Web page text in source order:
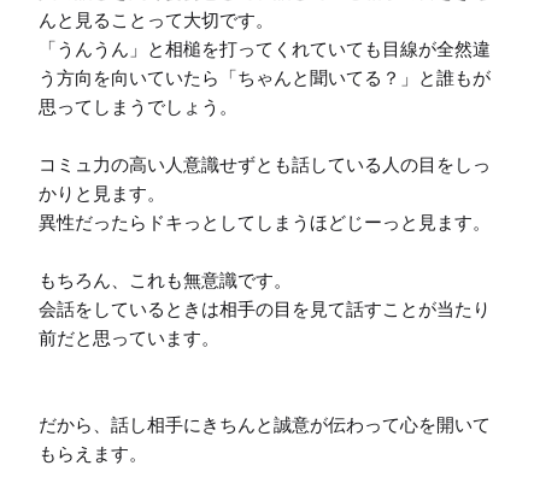
んと見ることって大切です。
「うんうん」と相槌を打ってくれていても目線が全然違
う方向を向いていたら「ちゃんと聞いてる？」と誰もが
思ってしまうでしょう。
コミュ力の高い人意識せずとも話している人の目をしっ
かりと見ます。
異性だったらドキっとしてしまうほどじーっと見ます。
もちろん、これも無意識です。
会話をしているときは相手の目を見て話すことが当たり
前だと思っています。
だから、話し相手にきちんと誠意が伝わって心を開いて
もらえます。